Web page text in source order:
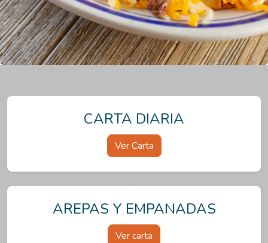
CARTA DIARIA
Ver Carta
AREPAS Y EMPANADAS
Ver carta